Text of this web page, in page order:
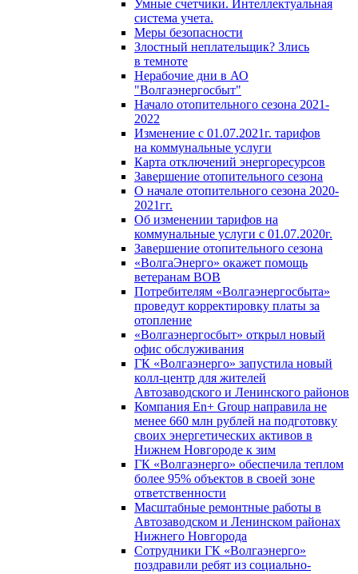
Умные счетчики. Интеллектуальная
система учета.
Меры безопасности
Злостный неплательщик? Злись
в темноте
Нерабочие дни в АО
"Волгаэнергосбыт"
Начало отопительного сезона 2021-
2022
Изменение с 01.07.2021г. тарифов
на коммунальные услуги
Карта отключений энергоресурсов
Завершение отопительного сезона
О начале отопительного сезона 2020-
2021гг.
Об изменении тарифов на
коммунальные услуги с 01.07.2020г.
Завершение отопительного сезона
«ВолгаЭнерго» окажет помощь
ветеранам ВОВ
Потребителям «Волгаэнергосбыта»
проведут корректировку платы за
отопление
«Волгаэнергосбыт» открыл новый
офис обслуживания
ГК «Волгаэнерго» запустила новый
колл-центр для жителей
Автозаводского и Ленинского районов
Компания En+ Group направила не
менее 660 млн рублей на подготовку
своих энергетических активов в
Нижнем Новгороде к зим
ГК «Волгаэнерго» обеспечила теплом
более 95% объектов в своей зоне
ответственности
Масштабные ремонтные работы в
Автозаводском и Ленинском районах
Нижнего Новгорода
Сотрудники ГК «Волгаэнерго»
поздравили ребят из социально-